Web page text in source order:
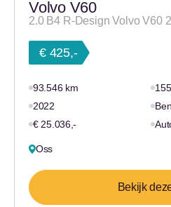
Volvo V60
2.0 B4 R-Design Volvo V60
€ 425,-
93.546 km
2022
€ 25.036,-
Oss
Bekijk